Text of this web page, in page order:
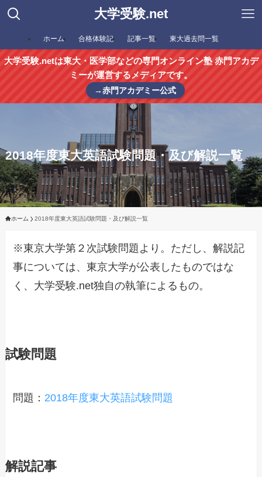
大学受験.net
ホーム 合格体験記 記事一覧 東大過去問一覧
大学受験.netは東大・医学部などの専門オンライン塾 赤門アカデ
ミーが運営するメディアです。
→赤門アカデミー公式
2018年度東大英語試験問題・及び解説一覧
ホーム 2018年度東大英語試験問題・及び解説一覧
※東京大学第２次試験問題より。ただし、解説記
事については、東京大学が公表したものではな
く、大学受験.net独自の執筆によるもの。
試験問題
問題： 2018年度東大英語試験問題
解説記事